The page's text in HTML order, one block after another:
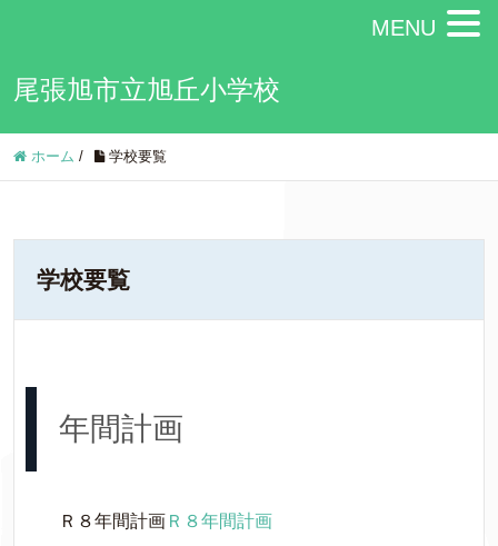
尾張旭市立旭丘小学校
ホーム / 学校要覧
学校要覧
年間計画
Ｒ８年間計画 Ｒ８年間計画
MENU